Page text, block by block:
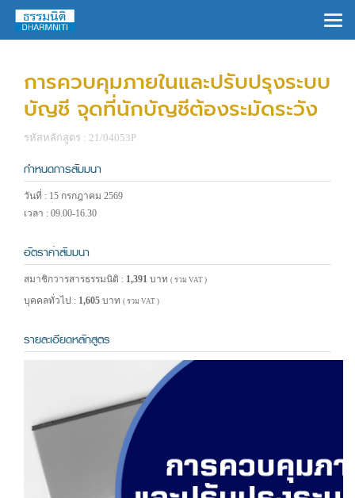
การควบคุมภายในและปรับปรุงระบบ
บัญชี จุดที่นักบัญชีต้องระมัดระวัง
รหัสหลักสูตร : 21/04053P
กำหนดการสัมมนา
วันที่ : 15 กรกฎาคม 2569
เวลา : 09.00-16.30
อัตราค่าสัมมนา
สมาชิกวารสารธรรมนิติ : 1,391 บาท ( รวม VAT )
บุคคลทั่วไป : 1,605 บาท ( รวม VAT )
รายละเอียดหลักสูตร
×